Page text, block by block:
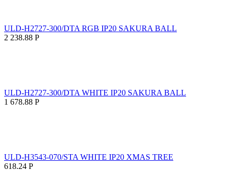
ULD-H2727-300/DTA RGB IP20 SAKURA BALL
2 238.88 Р
ULD-H2727-300/DTA WHITE IP20 SAKURA BALL
1 678.88 Р
ULD-H3543-070/STA WHITE IP20 XMAS TREE
618.24 Р